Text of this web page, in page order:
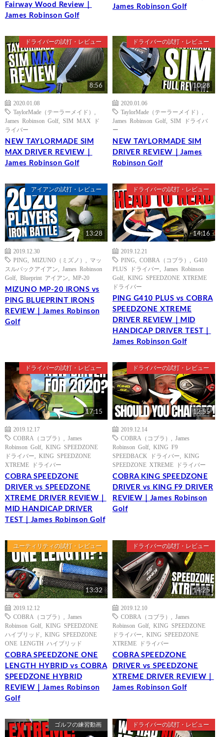
Fairway Wood Review｜
James Robinson Golf
James Robinson Golf
ドライバーの試打・レビュー
8:56
2020.01.08
TaylorMade（テーラーメイド）
James Robinson Golf
SIM MAX ド
ライバー
NEW TAYLORMADE SIM
MAX DRIVER REVIEW｜
James Robinson Golf
ドライバーの試打・レビュー
10:28
2020.01.06
TaylorMade（テーラーメイド）
James Robinson Golf
SIM ドライバ
ー
NEW TAYLORMADE SIM
DRIVER REVIEW｜James
Robinson Golf
アイアンの試打・レビュー
13:28
2019.12.30
PING
MIZUNO（ミズノ）
マッ
スルバックアイアン
James Robinson
Golf
Blueprint アイアン MP-20
MIZUNO MP-20 IRONS vs
PING BLUEPRINT IRONS
REVIEW｜James Robinson
Golf
ドライバーの試打・レビュー
14:16
2019.12.21
PING
COBRA（コブラ）
G410
PLUS ドライバー
James Robinson
Golf
KING SPEEDZONE XTREME
ドライバー
PING G410 PLUS vs COBRA
SPEEDZONE XTREME
DRIVER REVIEW｜MID
HANDICAP DRIVER TEST｜
James Robinson Golf
ドライバーの試打・レビュー
17:15
2019.12.17
COBRA（コブラ）
James
Robinson Golf
KING SPEEDZONE
ドライバー
KING SPEEDZONE
XTREME ドライバー
COBRA SPEEDZONE
DRIVER vs SPEEDZONE
XTREME DRIVER REVIEW｜
MID HANDICAP DRIVER
TEST｜James Robinson Golf
ドライバーの試打・レビュー
12:55
2019.12.14
COBRA（コブラ）
James
Robinson Golf
KING F9
SPEEDBACK ドライバー
KING
SPEEDZONE XTREME ドライバー
COBRA KING SPEEDZONE
DRIVER vs KING F9 DRIVER
REVIEW｜James Robinson
Golf
ユーティリティの試打・レビュー
13:32
2019.12.12
COBRA（コブラ）
James
Robinson Golf
KING SPEEDZONE
ハイブリッド
KING SPEEDZONE
ONE LENGTH ハイブリッド
COBRA SPEEDZONE ONE
LENGTH HYBRID vs COBRA
SPEEDZONE HYBRID
REVIEW｜James Robinson
Golf
ドライバーの試打・レビュー
14:25
2019.12.10
COBRA（コブラ）
James
Robinson Golf
KING SPEEDZONE
ドライバー
KING SPEEDZONE
XTREME ドライバー
COBRA SPEEDZONE
DRIVER vs SPEEDZONE
XTREME DRIVER REVIEW｜
James Robinson Golf
ゴルフの練習動画 ドライバーの試打・レビュー